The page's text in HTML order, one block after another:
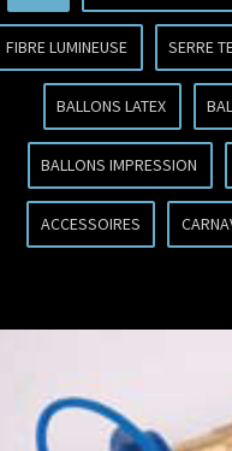
FIBRE LUMINEUSE SERRE
BALLONS LATEX
BALLONS IMPRESSION
ACCESSOIRES